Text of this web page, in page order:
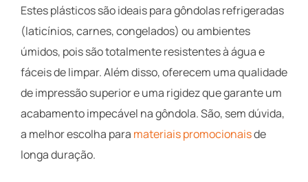
Estes plásticos são ideais para gôndolas refrigeradas
(laticínios, carnes, congelados) ou ambientes
úmidos, pois são totalmente resistentes à água e
fáceis de limpar. Além disso, oferecem uma qualidade
de impressão superior e uma rigidez que garante um
acabamento impecável na gôndola. São, sem dúvida,
a melhor escolha para materiais promocionaisde
longa duração.